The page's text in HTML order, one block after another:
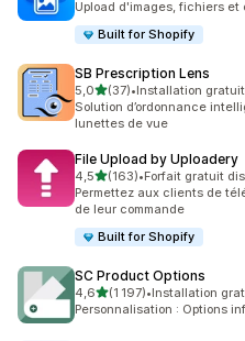
Upload d'images, fichiers et
Built for Shopify
SB Prescription Lens
5,0étoile(s) sur 5
(37)
37 avis au total
•Installation
Solution d’ordonnance
lunettes de vue
File Upload by Uploadery
4,5étoile(s) sur 5
(163)
163 avis au total
•Forfait gratuit
Permettez aux clients de
de leur commande
Built for Shopify
SC Product Options
4,6étoile(s) sur 5
(1 197)
1197 avis au total
•Installation
Personnalisation : Options